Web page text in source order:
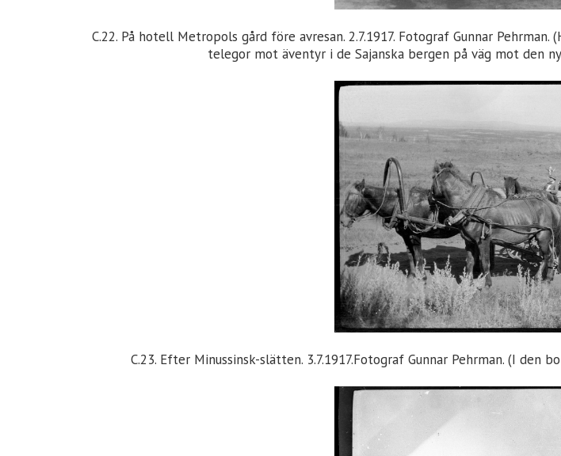
C.22. På hotell Metropols gård före avresan. 2.7.1917. Fotograf Gunnar
telegor mot äventyr i de Sajanska bergen på väg mot den
C.23. Efter Minussinsk-slätten. 3.7.1917.Fotograf Gunnar Pehrman. (I